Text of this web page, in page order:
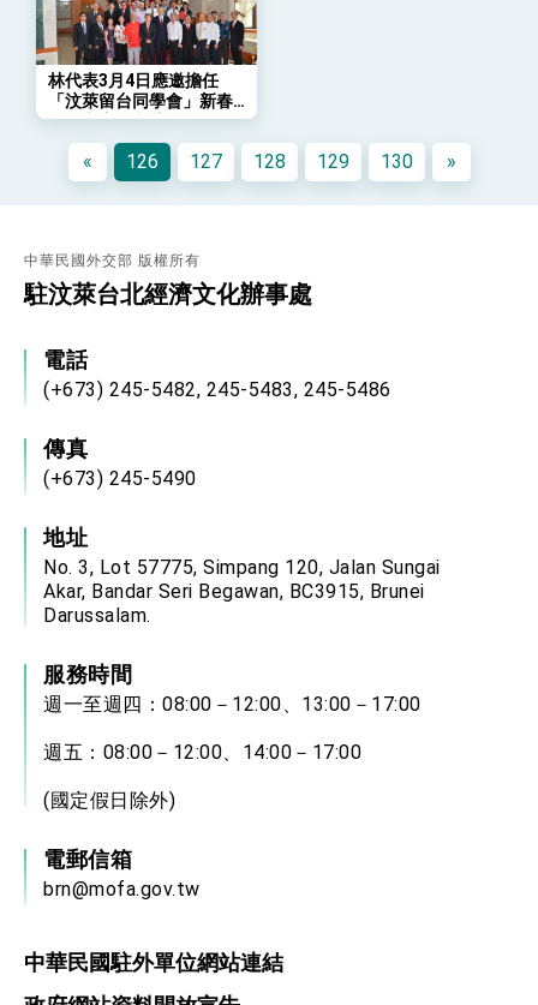
總統主持「守護民主台灣國安行動方案」記者
會 強調以實力守護台海和平 以決心掌握國家
命運
變局中 奮起的新臺灣 總統發表國慶演說
總統發表執政周年談話 盼面對未來挑戰 堅持
賴總統就職演說影片
外交部重要言論
我國政府將在美國亞利桑納州設立「駐鳳凰城辦
林代表3月4日應邀擔任
「汶萊留台同學會」新春
聯歡主賓，與該會會員暨
眷屬及受邀賓客合影。
« 126 127 128 129 130 »
中華民國外交部 版權所有
駐汶萊台北經濟文化辦事處
電話
(+673) 245-5482, 245-5483, 245-5486
傳真
(+673) 245-5490
地址
No. 3, Lot 57775, Simpang 120, Jalan Sungai
Akar, Bandar Seri Begawan, BC3915, Brunei
Darussalam.
服務時間
週一至週四：08:00－12:00、13:00－17:00
週五：08:00－12:00、14:00－17:00
(國定假日除外)
電郵信箱
brn@mofa.gov.tw
中華民國駐外單位網站連結